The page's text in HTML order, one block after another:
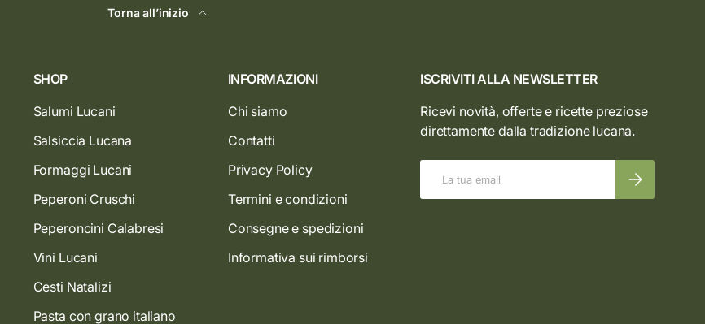
Torna all’inizio
SHOP
Salumi Lucani
Salsiccia Lucana
Formaggi Lucani
Peperoni Cruschi
Peperoncini Calabresi
Vini Lucani
Cesti Natalizi
Pasta con grano italiano
INFORMAZIONI
Chi siamo
Contatti
Privacy Policy
Termini e condizioni
Consegne e spedizioni
Informativa sui rimborsi
ISCRIVITI ALLA NEWSLETTER
Ricevi novità, offerte e ricette preziose
direttamente dalla tradizione lucana.
ISCRIVITI